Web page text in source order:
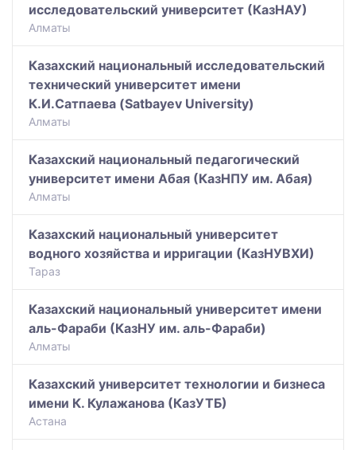
исследовательский университет (КазНАУ)
Алматы
Казахский национальный исследовательский
технический университет имени
К.И.Сатпаева (Satbayev University)
Алматы
Казахский национальный педагогический
университет имени Абая (КазНПУ им. Абая)
Алматы
Казахский национальный университет
водного хозяйства и ирригации (КазНУВХИ)
Тараз
Казахский национальный университет имени
аль-Фараби (КазНУ им. аль-Фараби)
Алматы
Казахский университет технологии и бизнеса
имени К. Кулажанова (КазУТБ)
Астана